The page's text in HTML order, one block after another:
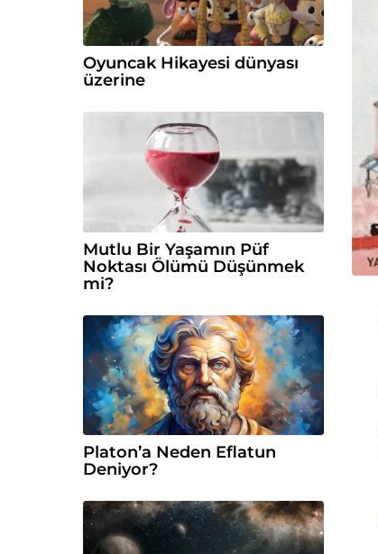
Oyuncak Hikayesi dünyası
üzerine
Mutlu Bir Yaşamın Püf
Noktası Ölümü Düşünmek
mi?
Platon’a Neden Eflatun
Deniyor?